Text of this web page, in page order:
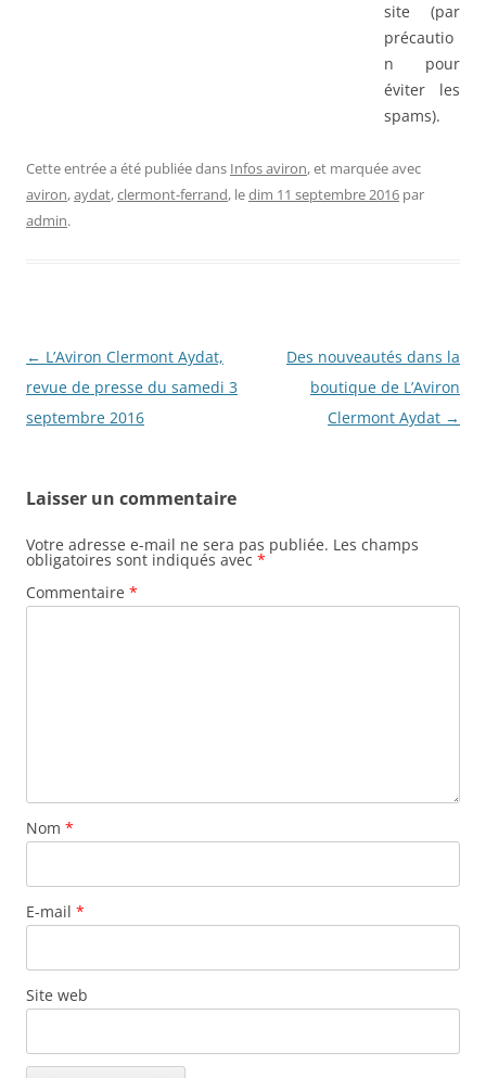
site (par
précautio
n pour
éviter les
spams).
Cette entrée a été publiée dans Infos aviron, et marquée avec
aviron,aydat,clermont-ferrand, ledim 11 septembre 2016 par
admin.
Navigation
des
articles
← L’Aviron Clermont Aydat,
revue de presse du samedi 3
septembre 2016
Des nouveautés dans la
boutique de L’Aviron
Clermont Aydat →
Laisser un commentaire
Votre adresse e-mail ne sera pas publiée. Les champs
obligatoires sont indiqués avec *
Commentaire *
Nom *
E-mail *
Site web